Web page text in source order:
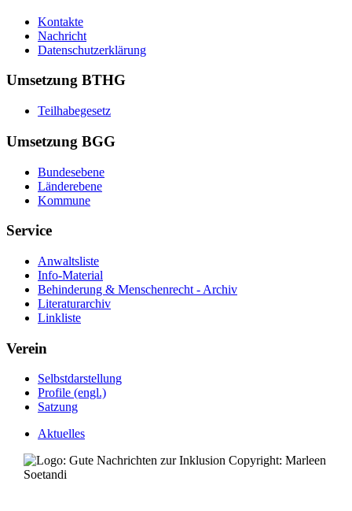
Kontakte
Nachricht
Datenschutzerklärung
Umsetzung BTHG
Teilhabegesetz
Umsetzung BGG
Bundesebene
Länderebene
Kommune
Service
Anwaltsliste
Info-Material
Behinderung & Menschenrecht - Archiv
Literaturarchiv
Linkliste
Verein
Selbstdarstellung
Profile (engl.)
Satzung
Aktuelles